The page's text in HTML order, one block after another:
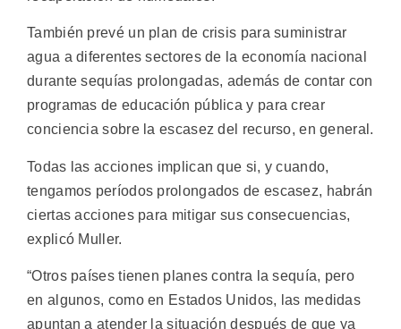
También prevé un plan de crisis para suministrar
agua a diferentes sectores de la economía nacional
durante sequías prolongadas, además de contar con
programas de educación pública y para crear
conciencia sobre la escasez del recurso, en general.
Todas las acciones implican que si, y cuando,
tengamos períodos prolongados de escasez, habrán
ciertas acciones para mitigar sus consecuencias,
explicó Muller.
“Otros países tienen planes contra la sequía, pero
en algunos, como en Estados Unidos, las medidas
apuntan a atender la situación después de que ya